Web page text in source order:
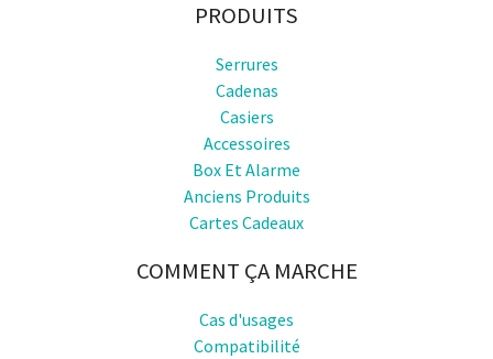
PRODUITS
Serrures
Cadenas
Casiers
Accessoires
Box Et Alarme
Anciens Produits
Cartes Cadeaux
COMMENT ÇA MARCHE
Cas d'usages
Compatibilité